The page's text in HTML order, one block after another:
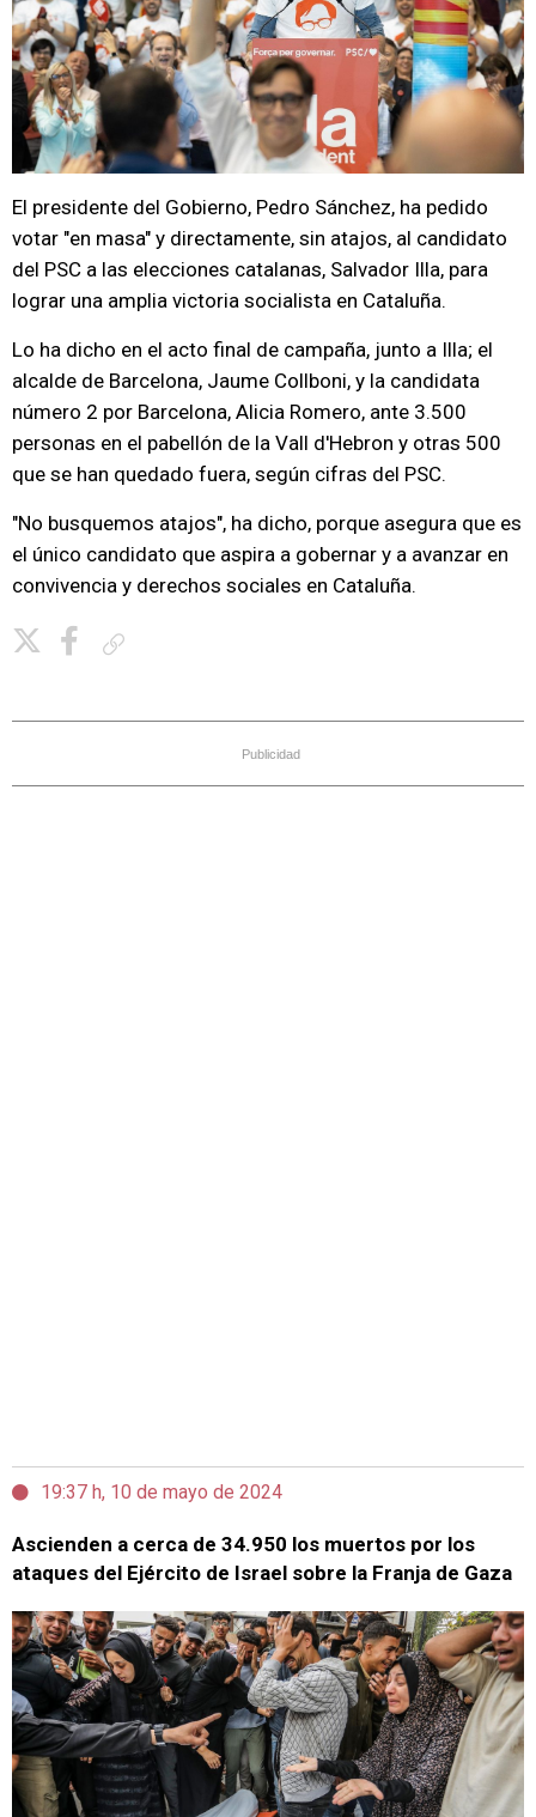
El presidente del Gobierno, Pedro Sánchez, ha pedido
votar "en masa" y directamente, sin atajos, al candidato
del PSC a las elecciones catalanas, Salvador Illa, para
lograr una amplia victoria socialista en Cataluña.
Lo ha dicho en el acto final de campaña, junto a Illa; el
alcalde de Barcelona, Jaume Collboni, y la candidata
número 2 por Barcelona, Alicia Romero, ante 3.500
personas en el pabellón de la Vall d'Hebron y otras 500
que se han quedado fuera, según cifras del PSC.
"No busquemos atajos", ha dicho, porque asegura que es
el único candidato que aspira a gobernar y a avanzar en
convivencia y derechos sociales en Cataluña.
Publicidad
19:37 h, 10 de mayo de 2024
Ascienden a cerca de 34.950 los muertos por los
ataques del Ejército de Israel sobre la Franja de Gaza